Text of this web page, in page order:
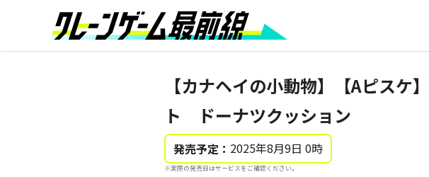
【カナヘイの小動物】【Aピス
ト ドーナツクッション
発売予定： 2025年8月9日 0時
※実際の発売日はサービスをご確認ください。